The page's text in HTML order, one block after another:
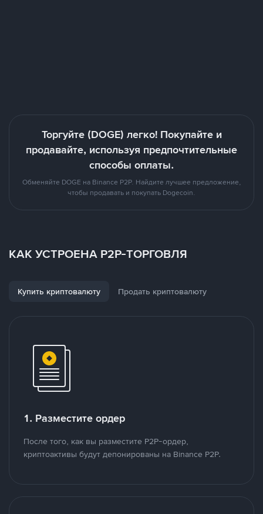
Торгуйте (DOGE) легко! Покупайте и
продавайте, используя предпочтительные
способы оплаты.
Обменяйте DOGE на Binance P2P. Найдите лучшее предложение,
чтобы продавать и покупать Dogecoin.
КАК УСТРОЕНА P2P-ТОРГОВЛЯ
Купить криптовалюту Продать криптовалюту
1. Разместите ордер
После того, как вы разместите P2P-ордер,
криптоактивы будут депонированы на Binance P2P.